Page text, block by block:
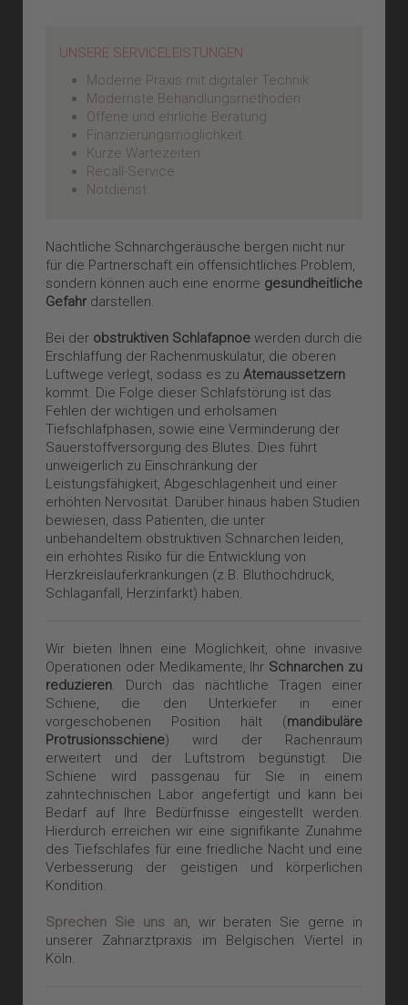
UNSERE SERVICELEISTUNGEN
Moderne Praxis mit digitaler Technik
Modernste Behandlungsmethoden
Offene und ehrliche Beratung
Finanzierungsmöglichkeit
Kurze Wartezeiten
Recall-Service
Notdienst
Nächtliche Schnarchgeräusche bergen nicht nur
für die Partnerschaft ein offensichtliches Problem,
sondern können auch eine enorme gesundheitliche
Gefahr darstellen.
Bei der obstruktiven Schlafapnoe werden durch die
Erschlaffung der Rachenmuskulatur, die oberen
Luftwege verlegt, sodass es zu Atemaussetzern
kommt. Die Folge dieser Schlafstörung ist das
Fehlen der wichtigen und erholsamen
Tiefschlafphasen, sowie eine Verminderung der
Sauerstoffversorgung des Blutes. Dies führt
unweigerlich zu Einschränkung der
Leistungsfähigkeit, Abgeschlagenheit und einer
erhöhten Nervosität. Darüber hinaus haben Studien
bewiesen, dass Patienten, die unter
unbehandeltem obstruktiven Schnarchen leiden,
ein erhöhtes Risiko für die Entwicklung von
Herzkreislauferkrankungen (z.B. Bluthochdruck,
Schlaganfall, Herzinfarkt) haben.
Wir bieten Ihnen eine Möglichkeit, ohne invasive
Operationen oder Medikamente, Ihr Schnarchen zu
reduzieren. Durch das nächtliche Tragen einer
Schiene, die den Unterkiefer in einer
vorgeschobenen Position hält (mandibuläre
Protrusionsschiene) wird der Rachenraum
erweitert und der Luftstrom begünstigt. Die
Schiene wird passgenau für Sie in einem
zahntechnischen Labor angefertigt und kann bei
Bedarf auf Ihre Bedürfnisse eingestellt werden.
Hierdurch erreichen wir eine signifikante Zunahme
des Tiefschlafes für eine friedliche Nacht und eine
Verbesserung der geistigen und körperlichen
Kondition.
Sprechen Sie uns an, wir beraten Sie gerne in
unserer Zahnarztpraxis im Belgischen Viertel in
Köln.